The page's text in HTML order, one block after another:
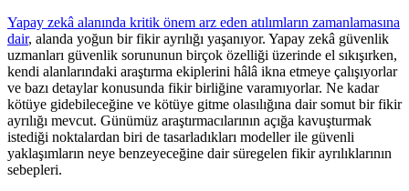
Yapay zekâ alanında kritik önem arz eden atılımların zamanlamasına
dair, alanda yoğun bir fikir ayrılığı yaşanıyor. Yapay zekâ güvenlik
uzmanları güvenlik sorununun birçok özelliği üzerinde el sıkışırken,
kendi alanlarındaki araştırma ekiplerini hâlâ ikna etmeye çalışıyorlar
ve bazı detaylar konusunda fikir birliğine varamıyorlar. Ne kadar
kötüye gidebileceğine ve kötüye gitme olasılığına dair somut bir fikir
ayrılığı mevcut. Günümüz araştırmacılarının açığa kavuşturmak
istediği noktalardan biri de tasarladıkları modeller ile güvenli
yaklaşımların neye benzeyeceğine dair süregelen fikir ayrılıklarının
sebepleri.